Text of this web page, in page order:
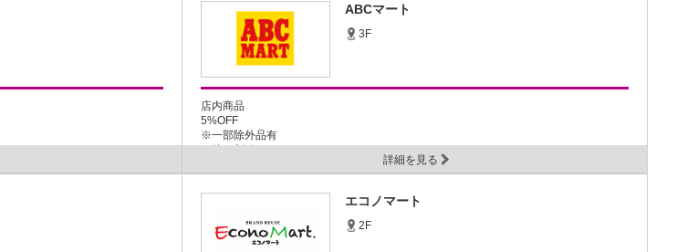
ABCマート
3F
店内商品
5%OFF
※一部除外品有
詳細を見る
エコノマート
2F